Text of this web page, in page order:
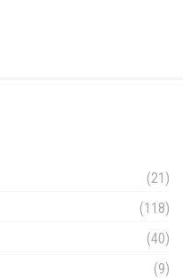
(21)
(118)
(40)
(9)